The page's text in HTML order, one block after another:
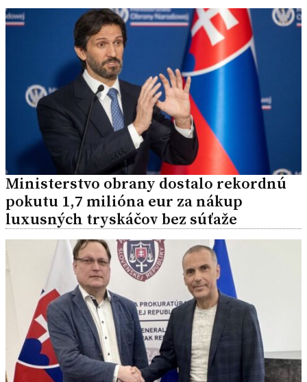
Ministerstvo obrany dostalo rekordnú
pokutu 1,7 milióna eur za nákup
luxusných tryskáčov bez súťaže